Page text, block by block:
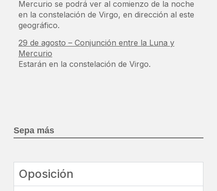
Mercurio se podrá ver al comienzo de la noche
en la constelación de Virgo, en dirección al este
geográfico.
29 de agosto – Conjunción entre la Luna y
Mercurio
Estarán en la constelación de Virgo.
Sepa más
Oposición